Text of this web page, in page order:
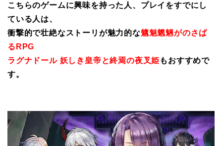
こちらのゲームに興味を持った人、プレイをすでにし
ている人は、
衝撃的で壮絶なストーリが魅力的な魑魅魍魎がのさば
るRPG
ラグナドール 妖しき皇帝と終焉の夜叉姫 もおすすめで
す。